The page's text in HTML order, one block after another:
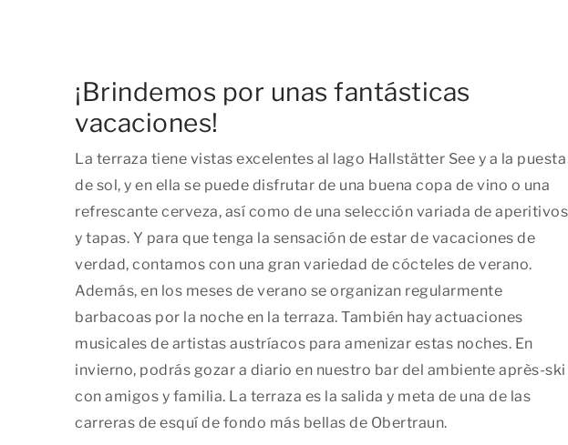
¡Brindemos por unas fantásticas
vacaciones!
La terraza tiene vistas excelentes al lago Hallstätter See y a la puesta
de sol, y en ella se puede disfrutar de una buena copa de vino o una
refrescante cerveza, así como de una selección variada de aperitivos
y tapas. Y para que tenga la sensación de estar de vacaciones de
verdad, contamos con una gran variedad de cócteles de verano. ​
Además, en los meses de verano se organizan regularmente
barbacoas por la noche en la terraza. También hay actuaciones
musicales de artistas austríacos para amenizar estas noches. En
invierno, podrás gozar a diario en nuestro bar del ambiente après-ski
con amigos y familia. La terraza es la salida y meta de una de las
carreras de esquí de fondo más bellas de Obertraun.